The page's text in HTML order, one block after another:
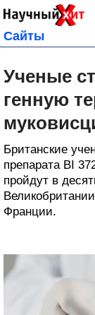
Сайты
Ученые
генную
Британские
препарата BI
пройдут в
Франции.